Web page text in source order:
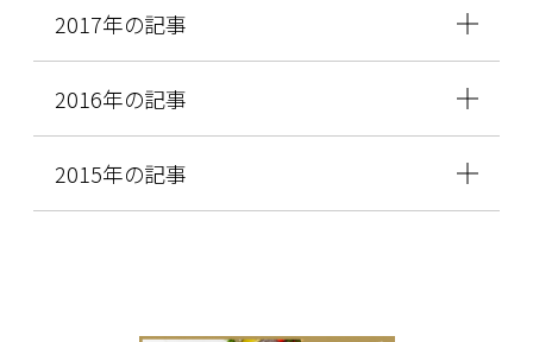
2017年の記事
2016年の記事
2015年の記事